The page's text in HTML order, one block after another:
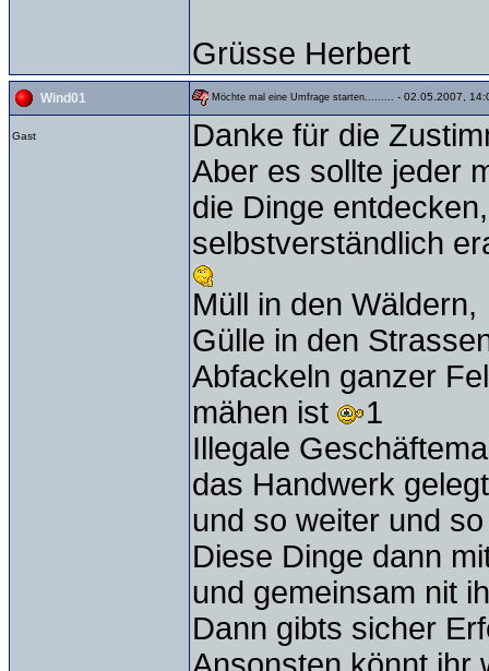
Grüsse Herbert
Wind01 Möchte mal eine Umfrage starten......... - 02.05.2007,
Gast
Danke für die
Aber es sollte jeder
die Dinge
selbstverständlich
Müll in den Wäldern,
Gülle in den
Abfackeln ganzer
mähen ist
1
Illegale
das Handwerk
und so weiter und
Diese Dinge dann
und gemeinsam nit
Dann gibts sicher